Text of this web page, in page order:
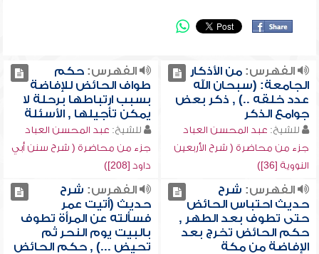
الفهرس:من الأذكار
الجامعة: (سبحان الله
عدد خلقه ..) , ذكر بعض
جوامع الذكر
للشيخ: عبد المحسن العباد
جزء من محاضرة ( شرح الأربعين
النووية [36])
الفهرس:حكم
طواف الحائض للإفاضة
بسبب ارتباطها برحلة لا
يمكن تأجيلها , الأسئلة
للشيخ: عبد المحسن العباد
جزء من محاضرة ( شرح سنن أبي
داود [208])
الفهرس: شرح
حديث احتباس الحائض
حتى تطوف بعد الطهر ,
حكم الحائض تخرج بعد
الإفاضة من مكة
الفهرس: شرح
حديث (أتيت عمر
فسألته عن المرأة تطوف
بالبيت يوم النحر ثم
تحيض ...) , حكم الحائض